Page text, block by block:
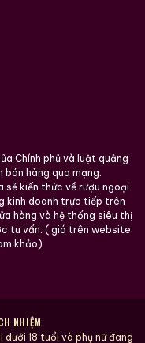
hạng. Chúng
hương vị và giá trị
dòngRượu Chivas
Chivas 18, Rượu
biệt làcác phiên
trực tiếp, mang
sang trọng
Tây, Thủ Đức,
Chính phủ và luật quảng
bán hàng qua mạng.
kiến thức về rượu ngoại
kinh doanh trực tiếp trên
hàng và hệ thống siêu thị
tư vấn. ( giá trên website
khảo)
NHIỆM
18 tuổi và phụ nữ đang